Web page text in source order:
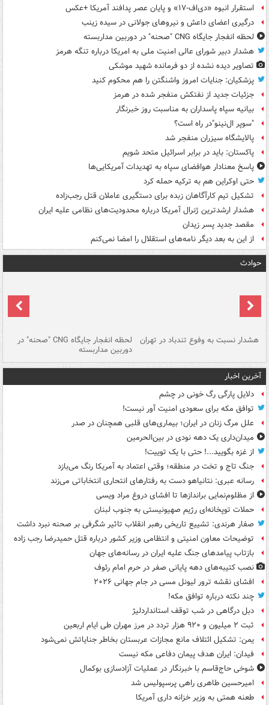
استقرار انبوه «دی‌اف‑۱۷» و پایان عصر پدافند آمریکا +عکس
درگیری اعضای داعش و نیروهای جولانی در سیده زینب
لحظه انفجار جایگاه CNG "صحنه" در دوربین مداربسته
هشدار دبیر شورای عالی امنیت ملی به امریکا درباره تنگه هرمز
تصاویر دیده‌ نشده از دو فرمانده شهید موشکی
پزشکیان: جنایات امروز واشنگتن را هم محکوم کنید
جزئیات جدید از نفتکش منفجر شده در هرمز
بیانیه سپاه پاسداران به مناسبت روز خبرنگار
"سوپر ال‌نینو"در راه است؟
پالایشگاه سیزران منفجر شد
پاکستان: باید در برابر اسرائیل متحد شویم
پاسخ معنادار هوافضای سپاه به تهدیدات آمریکایی‌ها
حتی اوکراین هم به ترکیه حمله کرد
تشکیل تیم کارآگاهان زبده برای دستگیری عاملان قتل رجب‌زاده
هشدار ارشدترین ژنرال آمریکا درباره محدودیت‌های نظامی علیه ایران
مقصد جدید پسر زیدان
از این به بعد دیگر نامه‌های استقلال را امضا نمی‌کنم
حوادث
هشدار نسبت به وفوع تندباد در تهران لحظه انفجار جایگاه CNG "صحنه" در
دوربین مداربسته
آخرین اخبار
دلایل پارگی رگ خونی در چشم
توافق مکه برای سعودی امنیت آور نیست!
علل مرگ زنان در ایران؛ بیماری‌های قلبی همچنان در صدر
میدان‌داری یک دهه نودی در بین‌الحرمین
از غزه بگویید...! حتی با یک توییت!
جنگ تاج و تخت در منطقه؛ وقتی اعتماد به آمریکا رنگ می‌بازد
رسانه عبری: نتانیاهو دست به رفتارهای انتحاری انتخاباتی می‌زند
از مظلوم‌نمایی براندازها تا افشای دروغ مراد ویسی
حملات توپخانه‌ای رژیم صهیونیستی به جنوب لبنان
صفار هرندی: تشییع تاریخی رهبر انقلاب تاثیر شگرفی بر صحنه نبرد داشت
توضیحات معاون امنیتی و انتظامی وزیر کشور درباره قتل حمیدرضا رجب زاده
بازتاب پیامدهای جنگ علیه ایران در رسانه‌های جهان
نصب کتیبه‌های دهه پایانی صفر در حرم امام رئوف
افشای نقشه ترور لیونل مسی در جام جهانی ۲۰۲۶
چند نکته درباره توافق مکه!
دبل درگاهی در شب توقف استانداردلیژ
ثبت ۲ میلیون و ۹۲۰ هزار تردد در مرز مهران طی ایام اربعین
یمن: تشکیل ائتلاف مانع مجازات عربستان بخاطر جنایاتش نمی‌شود
فیدان: ایران هدف پیمان دفاعی مکه نیست
شوخی حاج‌قاسم با خبرنگار در عملیات آزادسازی بوکمال
امیرحسین طاهری راهی پرسپولیس شد
طعنه همتی به وزیر خزانه داری آمریکا